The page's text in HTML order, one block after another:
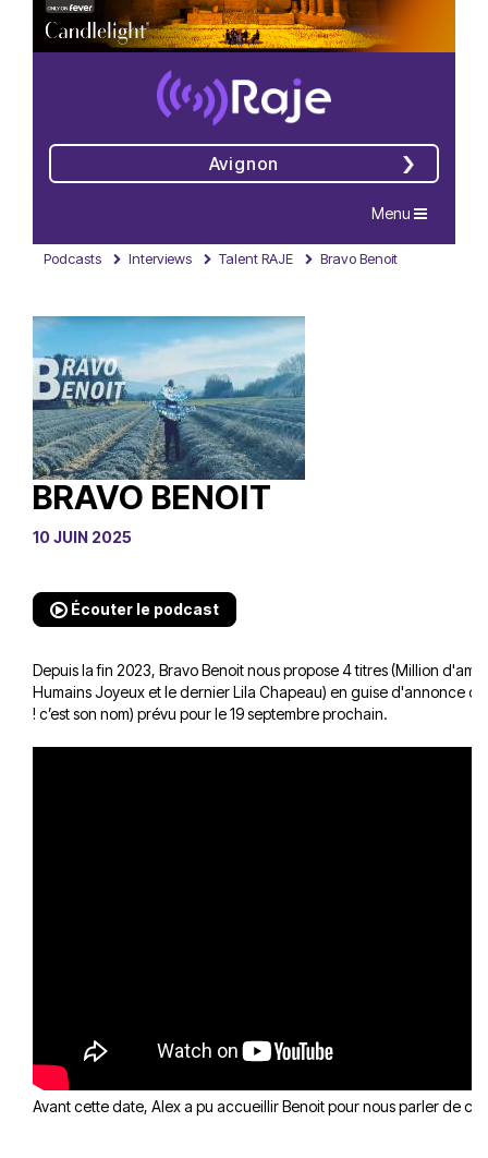
Avignon
Navigation
Menu
Podcasts Interviews Talent RAJE Bravo Benoit
BRAVO BENOIT
10 JUIN 2025
Écouter le podcast
Depuis la fin 2023, Bravo Benoit nous propose 4 titres (Million
Humains Joyeux et le dernier Lila Chapeau) en guise d'annonce
! c’est son nom) prévu pour le 19 septembre prochain.
Avant cette date, Alex a pu accueillir Benoit pour nous parler de ce